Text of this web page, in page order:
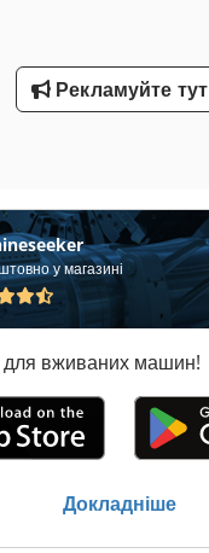
Рекламуйте тут
у магазині
вживаних машин!
Докладніше